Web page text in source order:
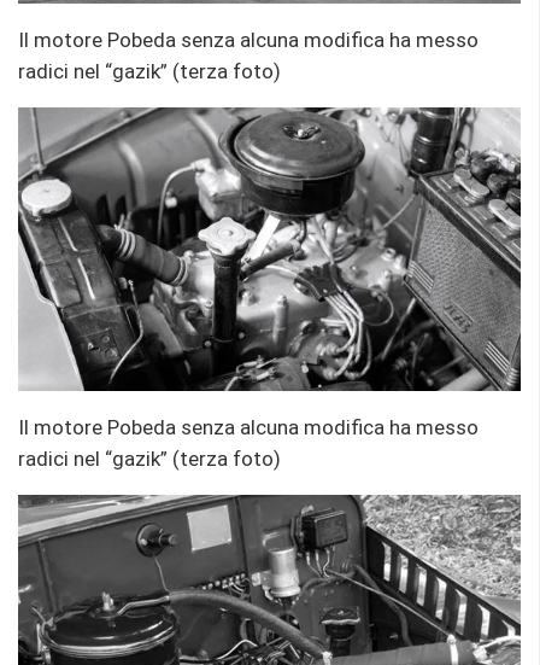
Il motore Pobeda senza alcuna modifica ha messo
radici nel “gazik” (terza foto)
Il motore Pobeda senza alcuna modifica ha messo
radici nel “gazik” (terza foto)